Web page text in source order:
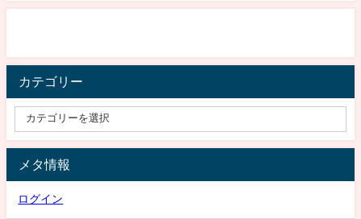
カテゴリー
メタ情報
ログイン